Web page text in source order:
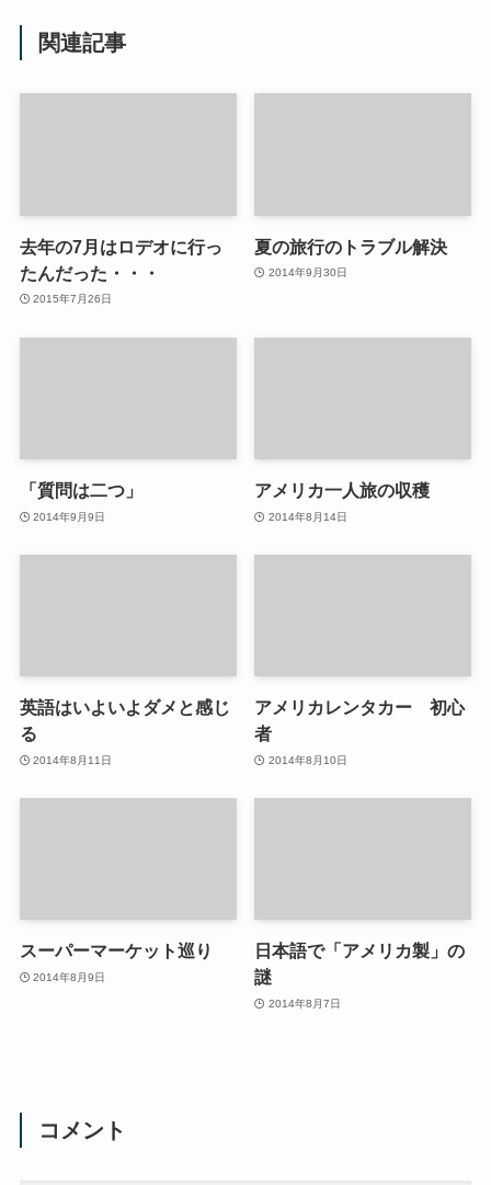
関連記事
去年の7月はロデオに行っ
たんだった・・・
2015年7月26日
夏の旅行のトラブル解決
2014年9月30日
「質問は二つ」
2014年9月9日
アメリカ一人旅の収穫
2014年8月14日
英語はいよいよダメと感じ
る
2014年8月11日
アメリカレンタカー 初心
者
2014年8月10日
スーパーマーケット巡り
2014年8月9日
日本語で「アメリカ製」の
謎
2014年8月7日
コメント